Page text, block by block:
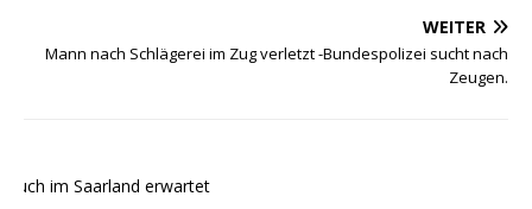
WEITER
Mann nach Schlägerei im Zug verletzt -Bundespolizei sucht nach
Zeugen.
im Saarland erwartet